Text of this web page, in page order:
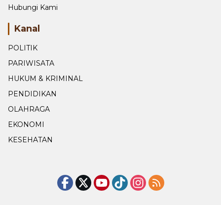
Hubungi Kami
Kanal
POLITIK
PARIWISATA
HUKUM & KRIMINAL
PENDIDIKAN
OLAHRAGA
EKONOMI
KESEHATAN